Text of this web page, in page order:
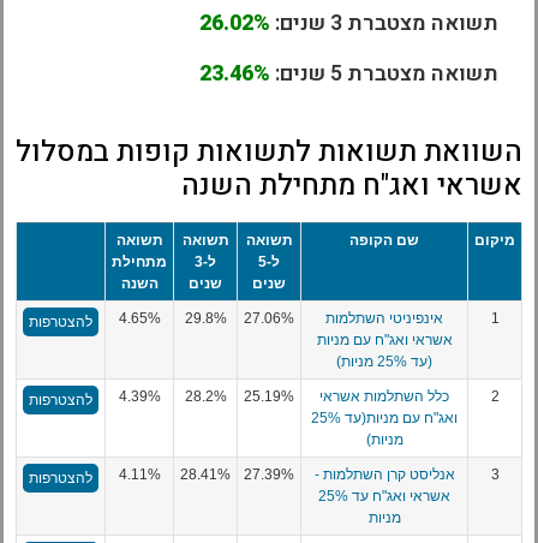
תשואה מצטברת 3 שנים:
26.02%
תשואה מצטברת 5 שנים:
23.46%
השוואת תשואות לתשואות קופות במסלול
אשראי ואג"ח מתחילת השנה
מיקום שם הקופה
תשואה
ל-5
שנים
תשואה
ל-3
שנים
תשואה
מתחילת
השנה
1
אינפיניטי השתלמות
אשראי ואג"ח עם מניות
(עד 25% מניות)
27.06%
29.8%
4.65% להצטרפות
2
כלל השתלמות אשראי
ואג"ח עם מניות(עד 25%
מניות)
25.19%
28.2%
4.39% להצטרפות
3
אנליסט קרן השתלמות -
אשראי ואג"ח עד 25%
מניות
27.39%
28.41%
4.11% להצטרפות